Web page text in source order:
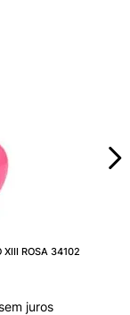
XIII ROSA 34102
juros